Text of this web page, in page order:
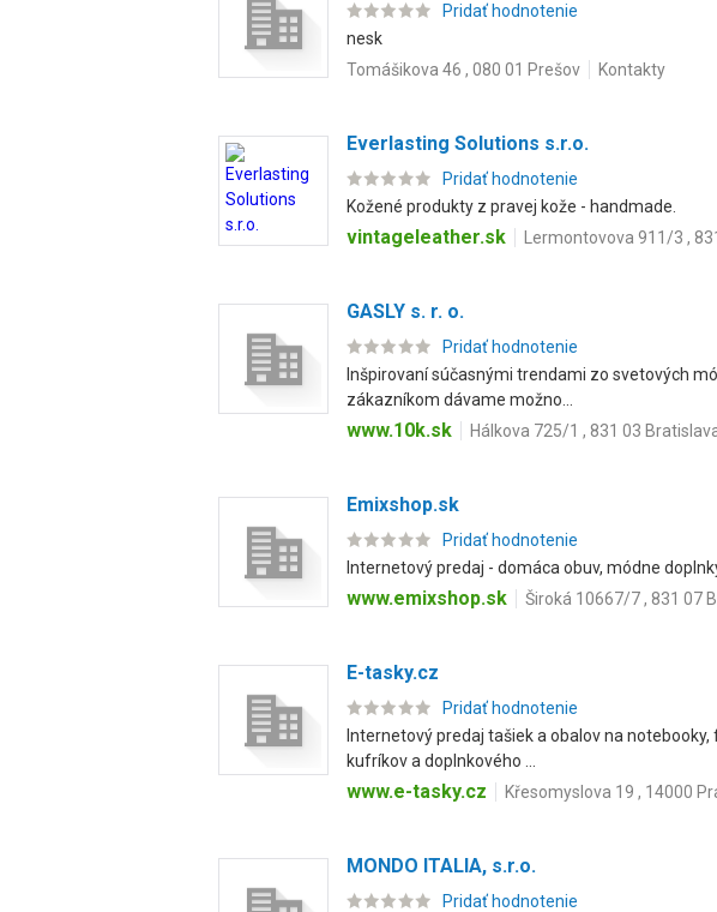
Pridať hodnotenie
nesk
Tomášikova 46 , 080 01 Prešov
Kontakty
Everlasting Solutions s.r.o.
Pridať hodnotenie
Kožené produkty z pravej kože - handmade.
vintageleather.sk Lermontovova 911/3 ,
GASLY s. r. o.
Pridať hodnotenie
Inšpirovaní súčasnými trendami zo svetových
zákazníkom dávame možno...
www.10k.sk Hálkova 725/1 , 831 03
Emixshop.sk
Pridať hodnotenie
Internetový predaj - domáca obuv, módne
www.emixshop.sk Široká 10667/7 , 831 07
E-tasky.cz
Pridať hodnotenie
Internetový predaj tašiek a obalov na
kufríkov a doplnkového ...
www.e-tasky.cz Křesomyslova 19 , 14000
MONDO ITALIA, s.r.o.
Pridať hodnotenie